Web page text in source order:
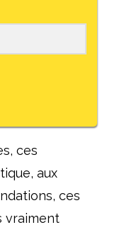
ces
aux
ces
vraiment